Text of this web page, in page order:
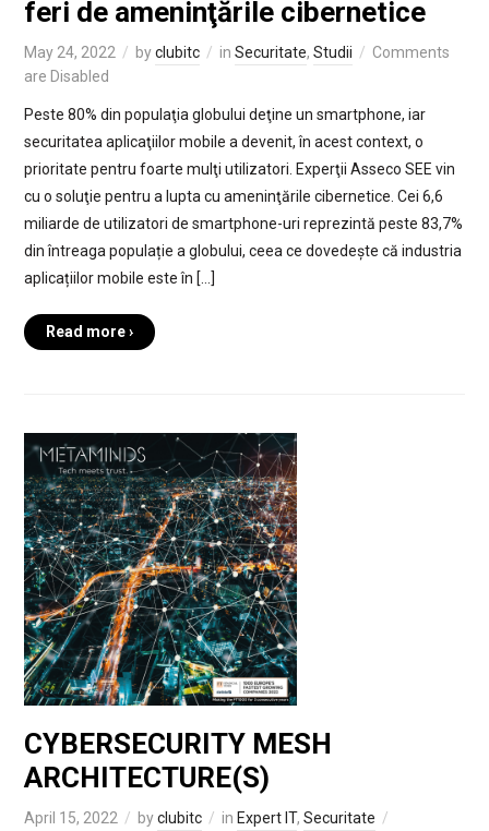
feri de ameninţările cibernetice
May 24, 2022 byclubitc in Securitate, Studii
Comments
are Disabled
Peste 80% din populaţia globului deţine un smartphone, iar
securitatea aplicaţiilor mobile a devenit, în acest context, o
prioritate pentru foarte mulţi utilizatori. Experţii Asseco SEE vin
cu o soluţie pentru a lupta cu ameninţările cibernetice. Cei 6,6
miliarde de utilizatori de smartphone-uri reprezintă peste 83,7%
din întreaga populație a globului, ceea ce dovedește că industria
aplicațiilor mobile este în […]
Read more ›
CYBERSECURITY MESH
ARCHITECTURE(S)
April 15, 2022 byclubitc in Expert IT, Securitate